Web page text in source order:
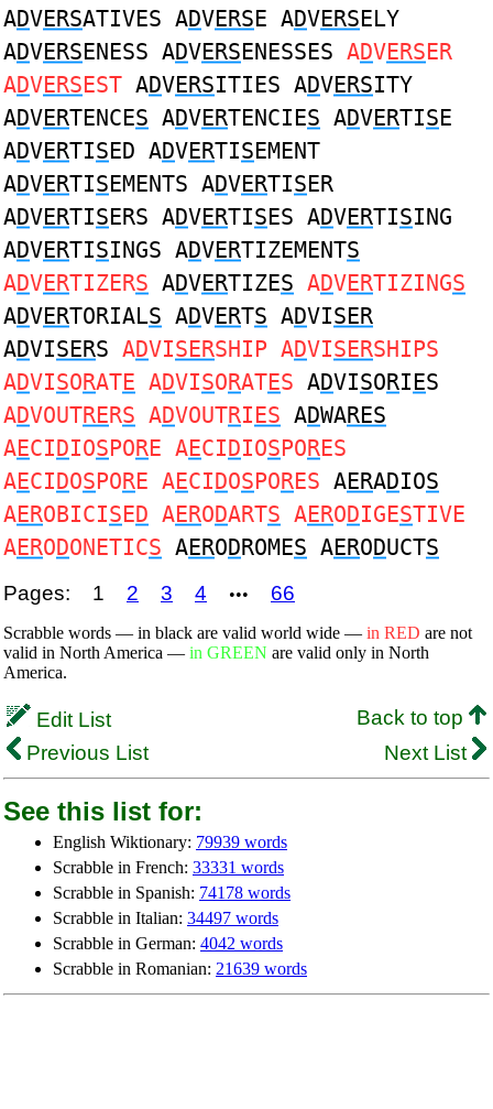
ADVERSATIVES ADVERSE ADVERSELY
ADVERSENESS ADVERSENESSES ADVERSER
ADVERSEST ADVERSITIES ADVERSITY
ADVERTENCES ADVERTENCIES ADVERTISE
ADVERTISED ADVERTISEMENT
ADVERTISEMENTS ADVERTISER
ADVERTISERS ADVERTISES ADVERTISING
ADVERTISINGS ADVERTIZEMENTS
ADVERTIZERS ADVERTIZES ADVERTIZINGS
ADVERTORIALS ADVERTS ADVISER
ADVISERS ADVISERSHIP ADVISERSHIPS
ADVISORATE ADVISORATES ADVISORIES
ADVOUTRERS ADVOUTRIES ADWARES
AECIDIOSPORE AECIDIOSPORES
AECIDOSPORE AECIDOSPORES AERADIOS
AEROBICISED AERODARTS AERODIGESTIVE
AERODONETICS AERODROMES AERODUCTS
Pages: 1 2 3 4 ••• 66
Scrabble words — in black are valid world wide — in RED are not
valid in North America — in GREEN are valid only in North
America.
Edit List
Back to top
Previous List
Next List
See this list for:
English Wiktionary: 79939 words
Scrabble in French: 33331 words
Scrabble in Spanish: 74178 words
Scrabble in Italian: 34497 words
Scrabble in German: 4042 words
Scrabble in Romanian: 21639 words